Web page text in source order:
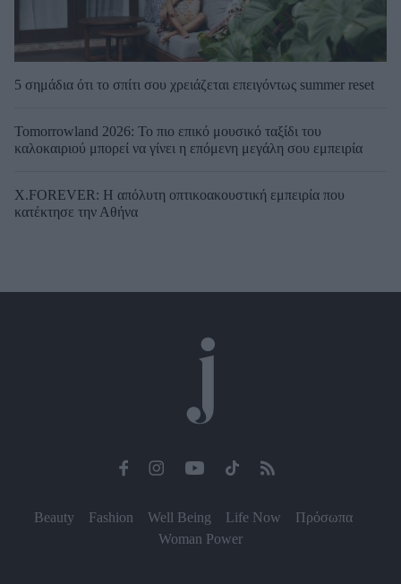
5 σημάδια ότι το σπίτι σου χρειάζεται επειγόντως summer reset
Tomorrowland 2026: Το πιο επικό μουσικό ταξίδι του
καλοκαιριού μπορεί να γίνει η επόμενη μεγάλη σου εμπειρία
X.FOREVER: Η απόλυτη οπτικοακουστική εμπειρία που
κατέκτησε την Αθήνα
Beauty Fashion Well Being Life Now
Πρόσωπα
Woman Power